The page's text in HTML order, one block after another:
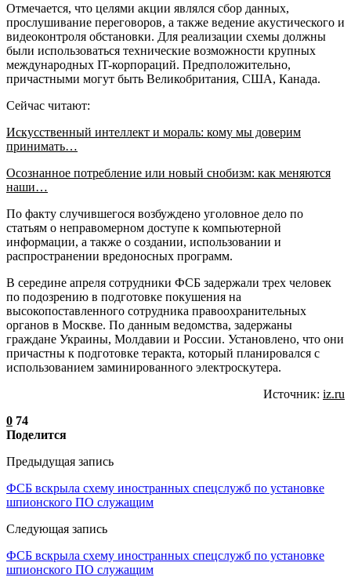
Отмечается, что целями акции являлся сбор данных,
прослушивание переговоров, а также ведение акустического и
видеоконтроля обстановки. Для реализации схемы должны
были использоваться технические возможности крупных
международных IT-корпораций. Предположительно,
причастными могут быть Великобритания, США, Канада.
Сейчас читают:
Искусственный интеллект и мораль: кому мы доверим
принимать…
Осознанное потребление или новый снобизм: как меняются
наши…
По факту случившегося возбуждено уголовное дело по
статьям о неправомерном доступе к компьютерной
информации, а также о создании, использовании и
распространении вредоносных программ.
В середине апреля сотрудники ФСБ задержали трех человек
по подозрению в подготовке покушения на
высокопоставленного сотрудника правоохранительных
органов в Москве. По данным ведомства, задержаны
граждане Украины, Молдавии и России. Установлено, что они
причастны к подготовке теракта, который планировался с
использованием заминированного электроскутера.
Источник: iz.ru
0 74
Поделится
Предыдущая запись
ФСБ вскрыла схему иностранных спецслужб по установке
шпионского ПО служащим
Следующая запись
ФСБ вскрыла схему иностранных спецслужб по установке
шпионского ПО служащим